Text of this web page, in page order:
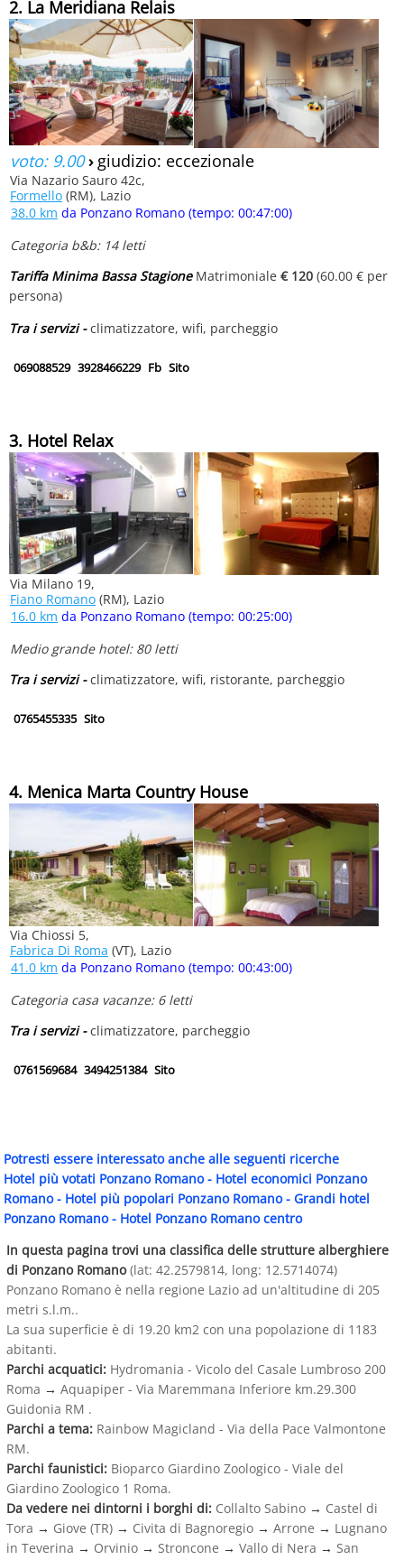
2. La Meridiana Relais
voto: 9.00› giudizio: eccezionale
Via Nazario Sauro 42c,
Formello (RM), Lazio
38.0 km da Ponzano Romano (tempo: 00:47:00)
Categoria b&b: 14 letti
Tariffa Minima Bassa StagioneMatrimoniale € 120 (60.00 € per
persona)
Tra i servizi -climatizzatore, wifi, parcheggio
069088529 3928466229 Fb Sito
3. Hotel Relax
Via Milano 19,
Fiano Romano (RM), Lazio
16.0 km da Ponzano Romano (tempo: 00:25:00)
Medio grande hotel: 80 letti
Tra i servizi -climatizzatore, wifi, ristorante, parcheggio
0765455335 Sito
4. Menica Marta Country House
Via Chiossi 5,
Fabrica Di Roma (VT), Lazio
41.0 km da Ponzano Romano (tempo: 00:43:00)
Categoria casa vacanze: 6 letti
Tra i servizi -climatizzatore, parcheggio
0761569684 3494251384 Sito
Potresti essere interessato anche alle seguenti ricerche
Hotel più votati Ponzano Romano- Hotel economici Ponzano
Romano- Hotel più popolari Ponzano Romano- Grandi hotel
Ponzano Romano- Hotel Ponzano Romano centro
In questa pagina trovi una classifica delle strutture alberghiere
di Ponzano Romano(lat: 42.2579814, long: 12.5714074)
Ponzano Romano è nella regione Lazio ad un'altitudine di 205
metri s.l.m..
La sua superficie è di 19.20 km2 con una popolazione di 1183
abitanti.
Parchi acquatici: Hydromania - Vicolo del Casale Lumbroso 200
Roma → Aquapiper - Via Maremmana Inferiore km.29.300
Guidonia RM .
Parchi a tema: Rainbow Magicland - Via della Pace Valmontone
RM.
Parchi faunistici: Bioparco Giardino Zoologico - Viale del
Giardino Zoologico 1 Roma.
Da vedere nei dintorni i borghi di: Collalto Sabino → Castel di
Tora → Giove (TR) → Civita di Bagnoregio → Arrone → Lugnano
in Teverina → Orvinio → Stroncone → Vallo di Nera → San